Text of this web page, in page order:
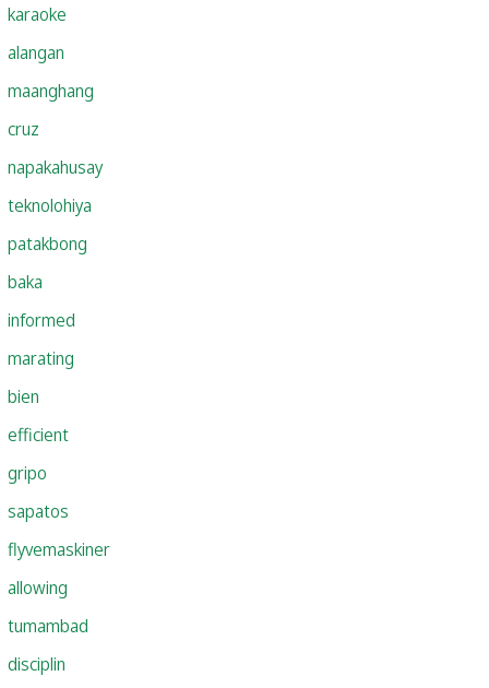
karaoke
alangan
maanghang
cruz
napakahusay
teknolohiya
patakbong
baka
informed
marating
bien
efficient
gripo
sapatos
flyvemaskiner
allowing
tumambad
disciplin